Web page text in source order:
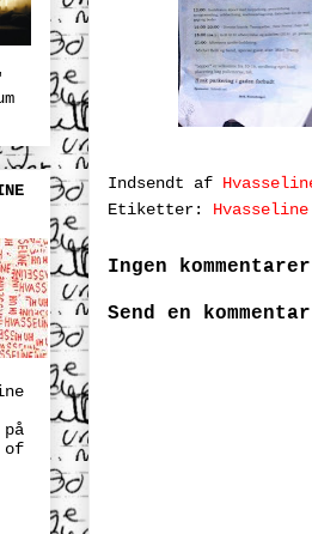
Indsendt af
Etiketter:
Ingen
Send en kommentar
of